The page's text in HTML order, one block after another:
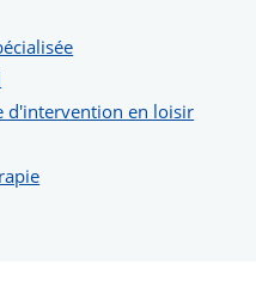
d'intervention en loisir